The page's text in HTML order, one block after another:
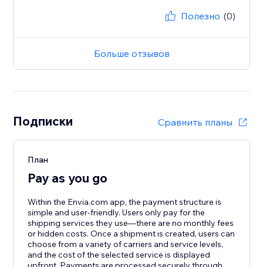
Полезно (0)
Больше отзывов
Подписки Сравнить планы
План
Pay as you go
Within the Envia.com app, the payment structure is
simple and user-friendly. Users only pay for the
shipping services they use—there are no monthly fees
or hidden costs. Once a shipment is created, users can
choose from a variety of carriers and service levels,
and the cost of the selected service is displayed